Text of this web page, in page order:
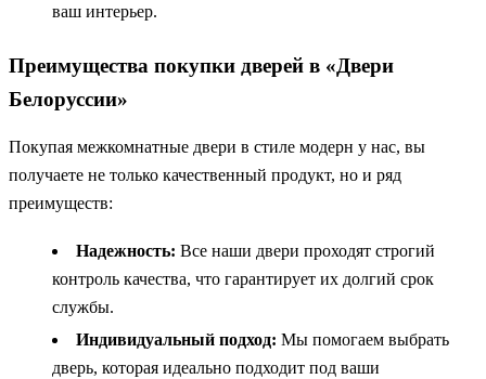
ваш интерьер.
Преимущества покупки дверей в «Двери
Белоруссии»
Покупая межкомнатные двери в стиле модерн у нас, вы
получаете не только качественный продукт, но и ряд
преимуществ:
Надежность: Все наши двери проходят строгий
контроль качества, что гарантирует их долгий срок
службы.
Индивидуальный подход: Мы помогаем выбрать
дверь, которая идеально подходит под ваши